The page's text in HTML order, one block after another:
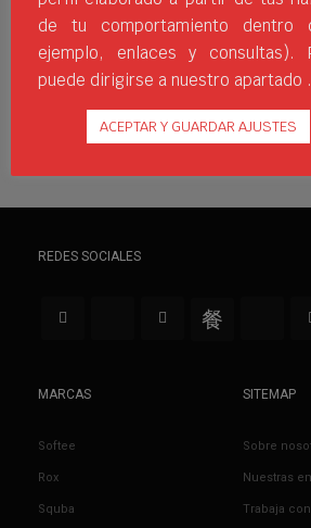
ALMACÉN DIGITALIZACIÓN JIMSPORTS
WHERESPORTSBEGIN
REDES SOCIALES
MARCAS
Softee
Rox
Squba
SITEMAP
Sobre
Nuestras
Trabaja
de tu comportamiento
ejemplo, enlaces y consultas).
puede dirigirse a nuestro apartado .
ACEPTAR Y GUARDAR AJUSTES